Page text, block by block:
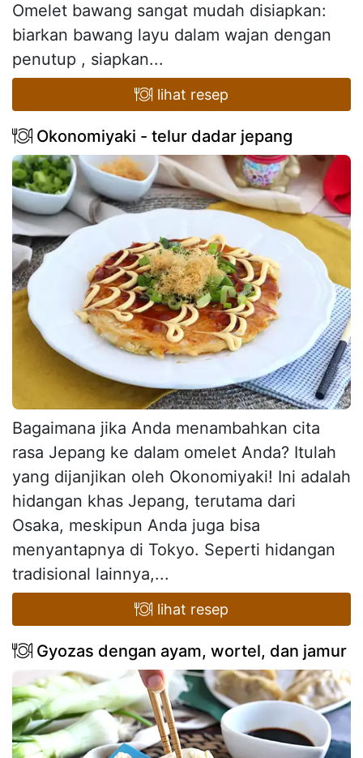
Omelet bawang sangat mudah disiapkan:
biarkan bawang layu dalam wajan dengan
penutup , siapkan...
lihat resep
Okonomiyaki - telur dadar jepang
Bagaimana jika Anda menambahkan cita
rasa Jepang ke dalam omelet Anda? Itulah
yang dijanjikan oleh Okonomiyaki! Ini adalah
hidangan khas Jepang, terutama dari
Osaka, meskipun Anda juga bisa
menyantapnya di Tokyo. Seperti hidangan
tradisional lainnya,...
lihat resep
Gyozas dengan ayam, wortel, dan jamur